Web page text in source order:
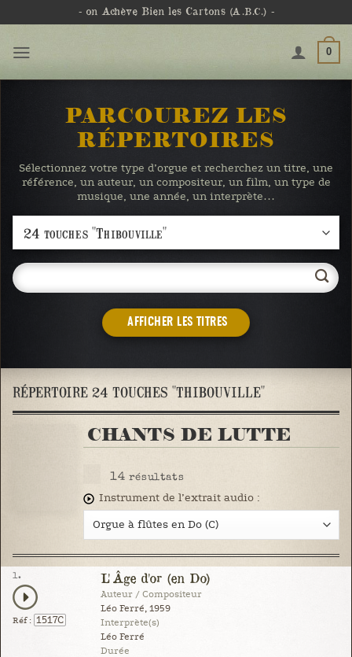
- on Achève Bien les Cartons (A.B.C.) -
0
PARCOUREZ LES
RÉPERTOIRES
Sélectionnez votre type d’orgue et recherchez un titre, une
référence, un auteur, un compositeur, un film, un type de
musique, une année, un interprète…
AFFICHER LES TITRES
RÉPERTOIRE 24 TOUCHES "THIBOUVILLE"
CHANTS DE LUTTE
14 résultats
Instrument de l’extrait audio :
1.
Réf : 1517C
L'Âge d'or (en Do)
Auteur / Compositeur
Léo Ferré, 1959
Interprète(s)
Léo Ferré
Durée